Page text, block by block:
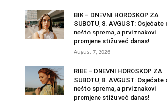
BIK – DNEVNI HOROSKOP ZA
SUBOTU, 8. AVGUST: Osjećate
nešto sprema, a prvi znakovi
promjene stižu već danas!
August 7, 2026
RIBE – DNEVNI HOROSKOP ZA
SUBOTU, 8. AVGUST: Osjećate
nešto sprema, a prvi znakovi
promjene stižu već danas!